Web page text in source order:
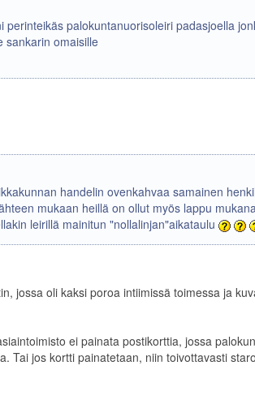
perinteikäs palokuntanuorisoleiri padasjoella
sankarin omaisille
handelin ovenkahvaa samainen
mukaan heillä on ollut myös lappu
leirillä mainitun "nollalinjan"aikataulu
jossa oli kaksi poroa intiimissä toimessa ja
ei painata postikorttia, jossa
Tai jos kortti painatetaan, niin toivottavasti